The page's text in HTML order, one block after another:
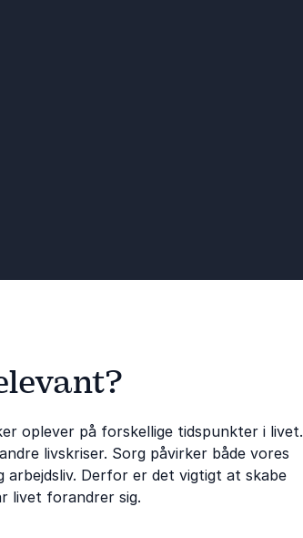
oplever på forskellige tidspunkter i livet.
livskriser. Sorg påvirker både vores
Derfor er det vigtigt at skabe
livet forandrer sig.